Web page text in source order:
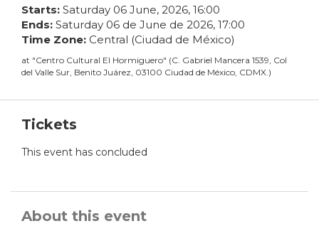
Starts: Saturday 06 June, 2026, 16:00
Ends: Saturday 06 de June de 2026, 17:00
Time Zone: Central (Ciudad de México)
at "Centro Cultural El Hormiguero" (C. Gabriel Mancera 1539, Col
del Valle Sur, Benito Juárez, 03100 Ciudad de México, CDMX.)
Tickets
This event has concluded
About this event